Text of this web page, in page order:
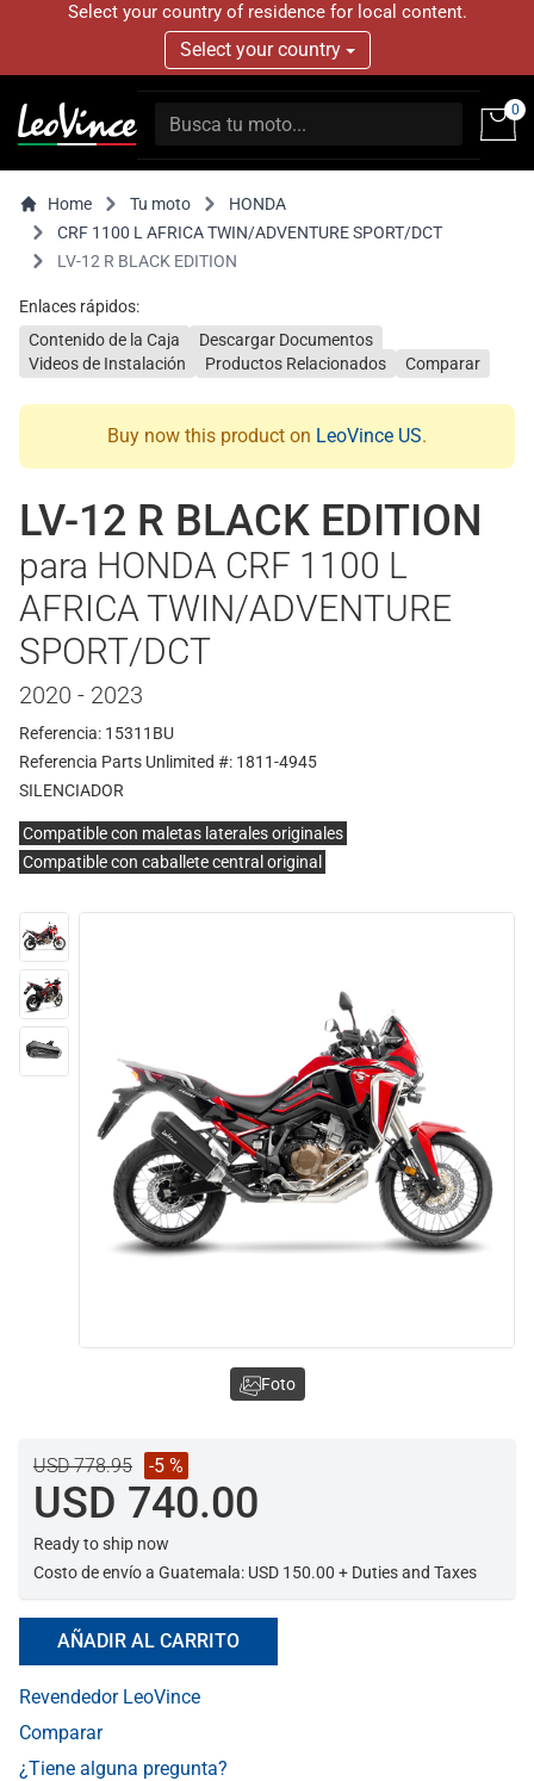
Select your country of residence for local content.
Select your country
0
Home Tu moto
HONDA
CRF 1100 L AFRICA TWIN/ADVENTURE SPORT/DCT
LV-12 R BLACK EDITION
Enlaces rápidos:
Contenido de la Caja
Descargar Documentos
Videos de Instalación
Productos Relacionados Comparar
Buy now this product on LeoVince US.
LV-12 R BLACK EDITION
para HONDA CRF 1100 L
AFRICA TWIN/ADVENTURE
SPORT/DCT
2020 - 2023
Referencia: 15311BU
Referencia Parts Unlimited #: 1811-4945
SILENCIADOR
Compatible con maletas laterales originales
Compatible con caballete central original
USD 778.95 -5 %
USD 740.00
Ready to ship now
Costo de envío a Guatemala: USD 150.00 + Duties and Taxes
AÑADIR AL CARRITO
Revendedor LeoVince
Comparar
¿Tiene alguna pregunta?
Foto